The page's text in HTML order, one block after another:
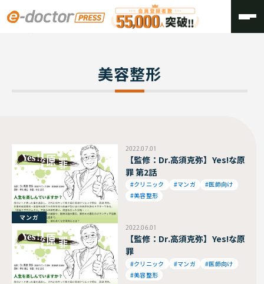
TOP
美容整形
2022.07.01
【監修：Dr.高須克弥】Yes!な原
罪 第2話
#クリニック #マンガ
#医師向け
#美容整形
マンガ
2022.06.01
【監修：Dr.高須克弥】Yes!な原
罪
#クリニック #マンガ
#医師向け
#美容整形